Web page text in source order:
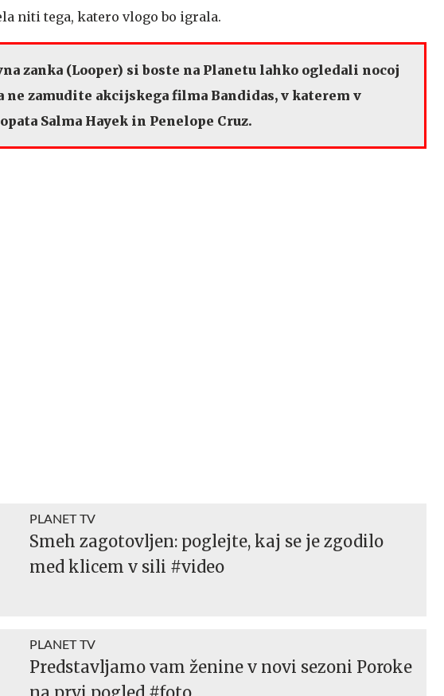
niti tega, katero vlogo bo igrala.
zanka (Looper) si boste na Planetu lahko ogledali nocoj
ne zamudite akcijskega filma Bandidas, v katerem v
Salma Hayek in Penelope Cruz.
PLANET TV
Smeh zagotovljen: poglejte, kaj se je zgodilo
med klicem v sili #video
PLANET TV
Predstavljamo vam ženine v novi sezoni Poroke